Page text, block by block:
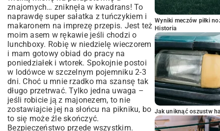
znajomych… zniknęła w kwadrans! To
naprawdę super sałatka z tuńczykiem i
makaronem na imprezę przepis. Jest też
moim asem w rękawie jeśli chodzi o
lunchboxy. Robię w niedzielę wieczorem
i mam gotowy obiad do pracy na
poniedziałek i wtorek. Spokojnie postoi
w lodówce w szczelnym pojemniku 2-3
dni. Choć u mnie rzadko ma szansę tak
długo przetrwać. Tylko jedna uwaga –
jeśli robicie ją z majonezem, to nie
zostawiajcie jej na słońcu na pikniku, bo
to się może źle skończyć.
Bezpieczeństwo przede wszystkim.
Wyniki meczów piłki
Historia
Jak uniknąć oszustw